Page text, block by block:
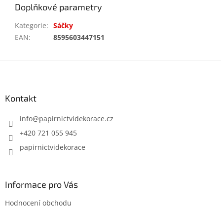
Doplňkové parametry
Kategorie: Sáčky
EAN: 8595603447151
Kontakt
info@papirnictvidekorace.cz
+420 721 055 945
papirnictvidekorace
Informace pro Vás
Hodnocení obchodu